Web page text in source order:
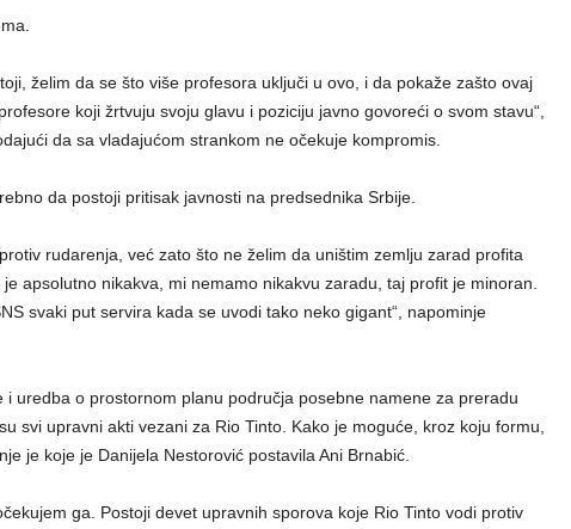
želim da se što više profesora uključi u ovo, i da pokaže zašto ovaj
koji žrtvuju svoju glavu i poziciju javno govoreći o svom stavu“,
da sa vladajućom strankom ne očekuje kompromis.
da postoji pritisak javnosti na predsednika Srbije.
rudarenja, već zato što ne želim da uništim zemlju zarad profita
apsolutno nikakva, mi nemamo nikakvu zaradu, taj profit je minoran.
svaki put servira kada se uvodi tako neko gigant“, napominje
i uredba o prostornom planu područja posebne namene za preradu
svi upravni akti vezani za Rio Tinto. Kako je moguće, kroz koju formu,
je koje je Danijela Nestorović postavila Ani Brnabić.
ga. Postoji devet upravnih sporova koje Rio Tinto vodi protiv